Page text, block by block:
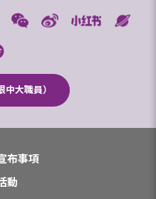
中大職員）
布事項
動